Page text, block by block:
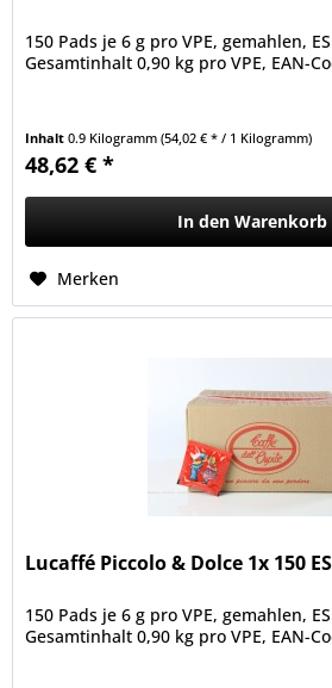
150 Pads je 6 g pro VPE, gemahlen,
Gesamtinhalt 0,90 kg pro VPE, EAN-
Inhalt0.9 Kilogramm(54,02 € * / 1 Kilogramm)
48,62 € *
In den Warenkorb
Merken
Lucaffé Piccolo & Dolce 1x 150
150 Pads je 6 g pro VPE, gemahlen,
Gesamtinhalt 0,90 kg pro VPE, EAN-